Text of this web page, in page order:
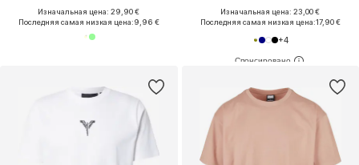
Изначальная цена: 29,90 €
Последняя самая низкая цена:9,96 €
Изначальная цена: 23,00 €
Последняя самая низкая цена:17,90 €
+4